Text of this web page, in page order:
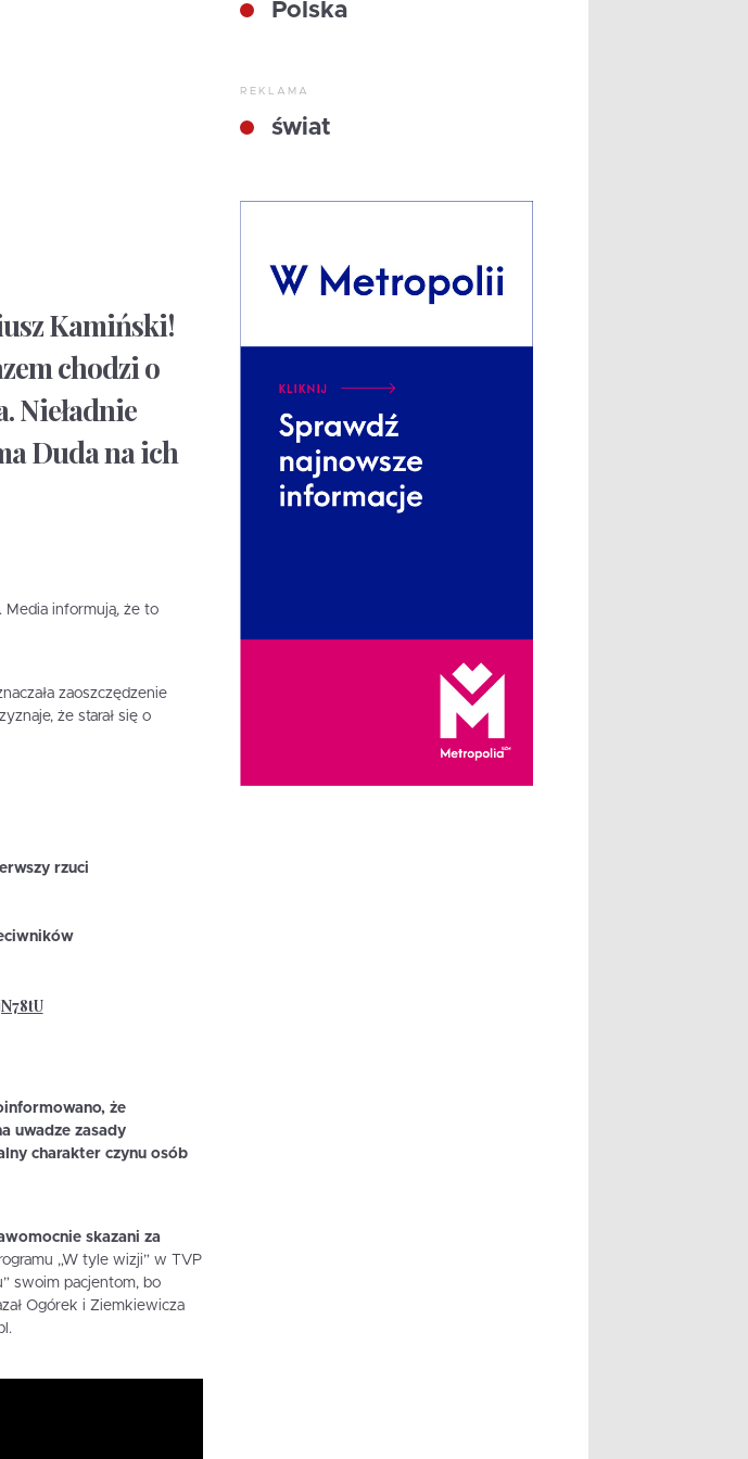
Kamiński!
chodzi o
Nieładnie
Duda na ich
Media informują, że to
zaoszczędzenie
że starał się o
rzuci
że
uwadze zasady
charakter czynu osób
skazani za
„W tyle wizji” w TVP
swoim pacjentom, bo
Ogórek i Ziemkiewicza
Polska
REKLAMA
świat